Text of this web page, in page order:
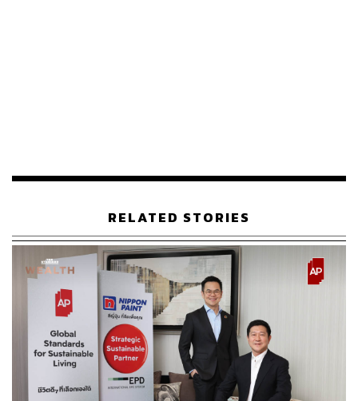
เส้นทางการเดินทางจะครอบคลุมในส่วนของภาคตะวัน
จุดที่ 3 เชื่อมต่อกับรถไฟฟ้าสายสีชมพูที่สถานีมีนบุรี ซึ่ง
จะครอบคลุมการเดินทางช่วงปลายสถานีในบริเวณ
ถนนรามอินทราและถนนคู้บอน
โดยโครงการรถไฟฟ้าสายสีส้ม ส่วนตะวันออก ถือว่ามีเส้น
ทางที่ยาวตัดผ่านพื้นที่สำคัญ และมีการเชื่อมต่อกับรถไฟฟ้า
อีกหลายเส้นทางที่เริ่มเปิดบริการไปแล้ว จึงเป็นโอกาสของผู้
ประกอบการพัฒนาโครงการที่อยู่อาศัย
RELATED STORIES